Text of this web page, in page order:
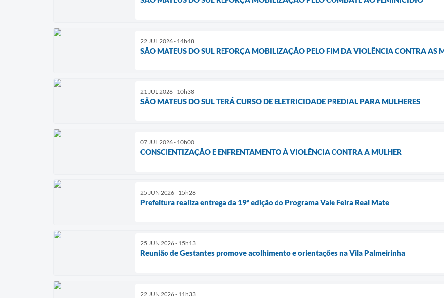
22 JUL 2026 - 14h48
SÃO MATEUS DO SUL REFORÇA MOBILIZAÇÃO PELO FIM DA VIOLÊNCIA CONTRA AS
21 JUL 2026 - 10h38
SÃO MATEUS DO SUL TERÁ CURSO DE ELETRICIDADE PREDIAL PARA MULHERES
07 JUL 2026 - 10h00
CONSCIENTIZAÇÃO E ENFRENTAMENTO À VIOLÊNCIA CONTRA A MULHER
25 JUN 2026 - 15h28
Prefeitura realiza entrega da 19ª edição do Programa Vale Feira Real Mate
25 JUN 2026 - 15h13
Reunião de Gestantes promove acolhimento e orientações na Vila Palmeirinha
22 JUN 2026 - 11h33